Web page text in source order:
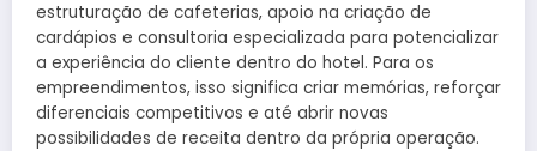
estruturação de cafeterias, apoio na criação de
cardápios e consultoria especializada para potencializar
a experiência do cliente dentro do hotel. Para os
empreendimentos, isso significa criar memórias, reforçar
diferenciais competitivos e até abrir novas
possibilidades de receita dentro da própria operação.